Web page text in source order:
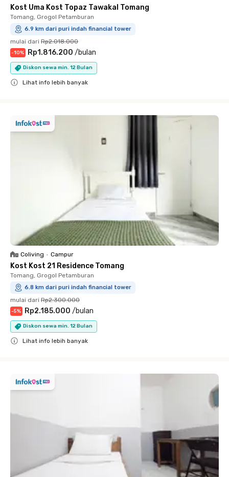
Kost Uma Kost Topaz Tawakal Tomang
Tomang, Grogol Petamburan
6.9 km dari puri indah financial tower
mulai dari Rp2.018.000
-10% Rp1.816.200 /bulan
Diskon sewa min. 12 Bulan
Lihat info lebih banyak
Coliving • Campur
Kost Kost 21 Residence Tomang
Tomang, Grogol Petamburan
6.8 km dari puri indah financial tower
mulai dari Rp2.300.000
-5% Rp2.185.000 /bulan
Diskon sewa min. 12 Bulan
Lihat info lebih banyak